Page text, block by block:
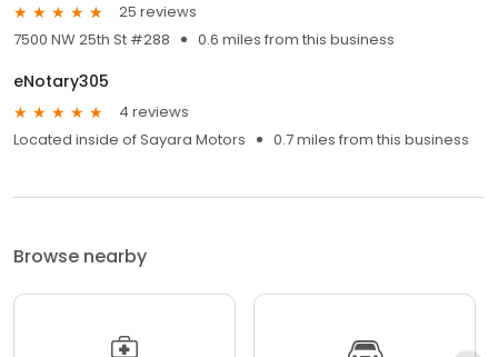
25 reviews
7500 NW 25th St #288
0.6 miles from this business
eNotary305
4 reviews
Located inside of Sayara Motors
0.7 miles from this business
Browse nearby